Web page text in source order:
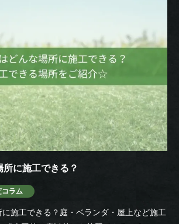
所に施工できる？
コラム
に施工できる？庭・ベランダ・屋上など施工